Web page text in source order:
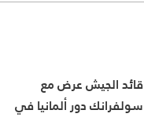
قائد الجيش عرض مع
سولفرانك دور ألمانيا في